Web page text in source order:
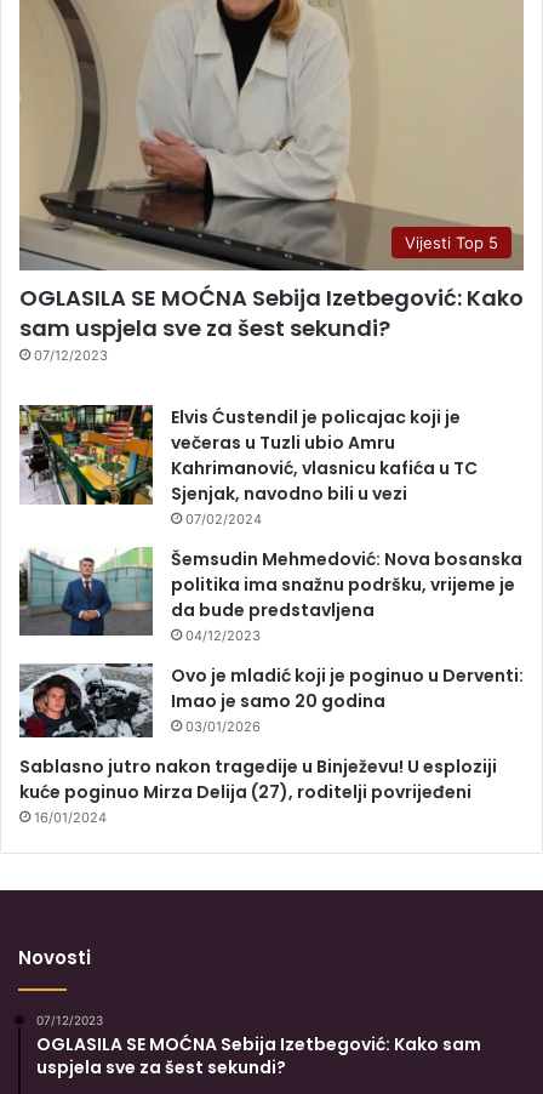
Vijesti Top 5
OGLASILA SE MOĆNA Sebija Izetbegović: Kako
sam uspjela sve za šest sekundi?
07/12/2023
Elvis Ćustendil je policajac koji je
večeras u Tuzli ubio Amru
Kahrimanović, vlasnicu kafića u TC
Sjenjak, navodno bili u vezi
07/02/2024
Šemsudin Mehmedović: Nova bosanska
politika ima snažnu podršku, vrijeme je
da bude predstavljena
04/12/2023
Ovo je mladić koji je poginuo u Derventi:
Imao je samo 20 godina
03/01/2026
Sablasno jutro nakon tragedije u Binježevu! U esploziji
kuće poginuo Mirza Delija (27), roditelji povrijeđeni
16/01/2024
Novosti
07/12/2023
OGLASILA SE MOĆNA Sebija Izetbegović: Kako sam
uspjela sve za šest sekundi?